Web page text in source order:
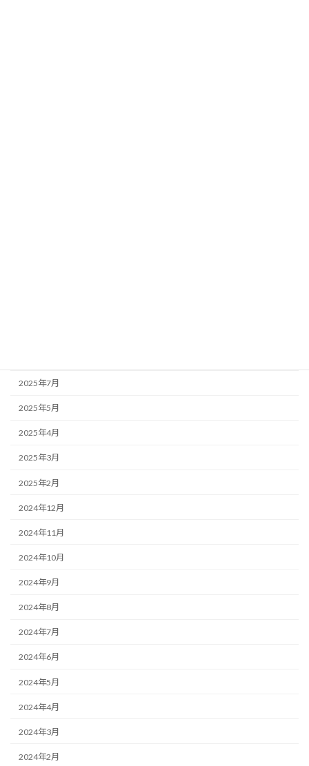
2025年7月
2025年5月
2025年4月
2025年3月
2025年2月
2024年12月
2024年11月
2024年10月
2024年9月
2024年8月
2024年7月
2024年6月
2024年5月
2024年4月
2024年3月
2024年2月